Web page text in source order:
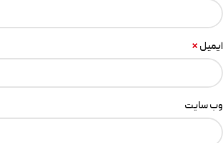
ایمیل *
وب‌ سایت